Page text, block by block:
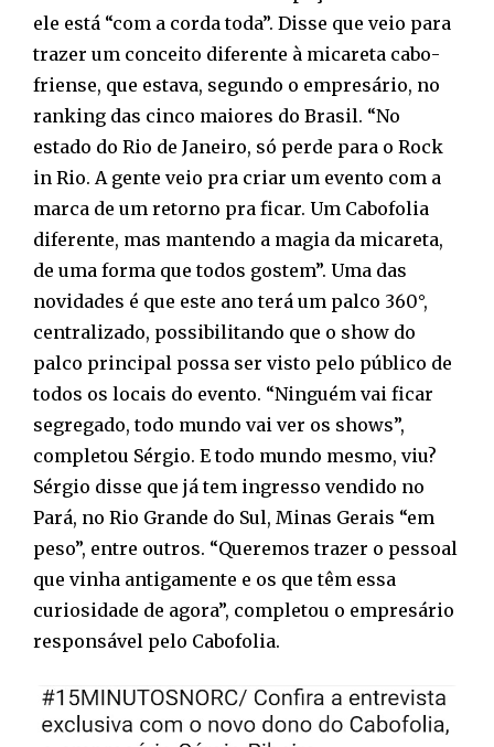
ele está “com a corda toda”. Disse que veio para
trazer um conceito diferente à micareta cabo-
friense, que estava, segundo o empresário, no
ranking das cinco maiores do Brasil. “No
estado do Rio de Janeiro, só perde para o Rock
in Rio. A gente veio pra criar um evento com a
marca de um retorno pra ficar. Um Cabofolia
diferente, mas mantendo a magia da micareta,
de uma forma que todos gostem”. Uma das
novidades é que este ano terá um palco 360°,
centralizado, possibilitando que o show do
palco principal possa ser visto pelo público de
todos os locais do evento. “Ninguém vai ficar
segregado, todo mundo vai ver os shows”,
completou Sérgio. E todo mundo mesmo, viu?
Sérgio disse que já tem ingresso vendido no
Pará, no Rio Grande do Sul, Minas Gerais “em
peso”, entre outros. “Queremos trazer o pessoal
que vinha antigamente e os que têm essa
curiosidade de agora”, completou o empresário
responsável pelo Cabofolia.